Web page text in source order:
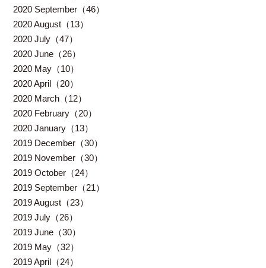
2020 September（46）
2020 August（13）
2020 July（47）
2020 June（26）
2020 May（10）
2020 April（20）
2020 March（12）
2020 February（20）
2020 January（13）
2019 December（30）
2019 November（30）
2019 October（24）
2019 September（21）
2019 August（23）
2019 July（26）
2019 June（30）
2019 May（32）
2019 April（24）